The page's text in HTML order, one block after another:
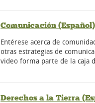
Comunicación (Español)
Entérese acerca de
otras estrategias de
video forma parte de la caja
Derechos a la Tierra